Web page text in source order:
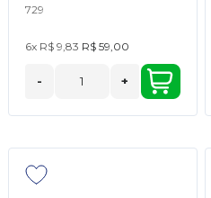
729
6x R$ 9,83 R$ 59,00
- +